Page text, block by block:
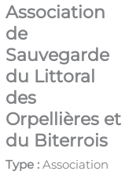
Association
de
Sauvegarde
du Littoral
des
Orpellières et
du Biterrois
Type : Association